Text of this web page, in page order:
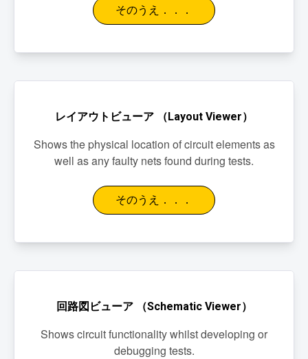
そのうえ．．．
レイアウトビューア （Layout Viewer）
Shows the physical location of circuit elements as
well as any faulty nets found during tests.
そのうえ．．．
回路図ビューア （Schematic Viewer）
Shows circuit functionality whilst developing or
debugging tests.